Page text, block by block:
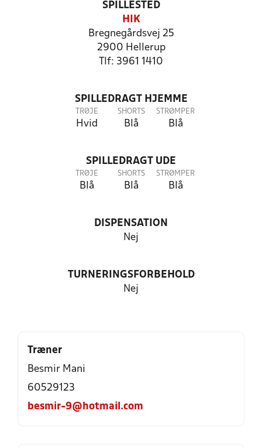
SPILLESTED
HIK
Bregnegårdsvej 25
2900 Hellerup
Tlf: 3961 1410
SPILLEDRAGT HJEMME
TRØJE
Hvid
SHORTS
Blå
STRØMPER
Blå
SPILLEDRAGT UDE
TRØJE
Blå
SHORTS
Blå
STRØMPER
Blå
DISPENSATION
Nej
TURNERINGSFORBEHOLD
Nej
Træner
Besmir Mani
60529123
besmir-9@hotmail.com